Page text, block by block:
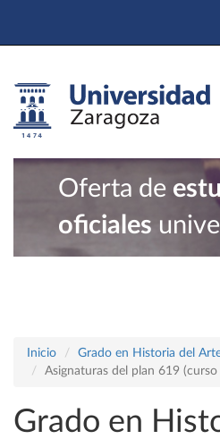
Oferta de
oficiales
Inicio
Grado en Historia del
Asignaturas del plan 619
Grado en